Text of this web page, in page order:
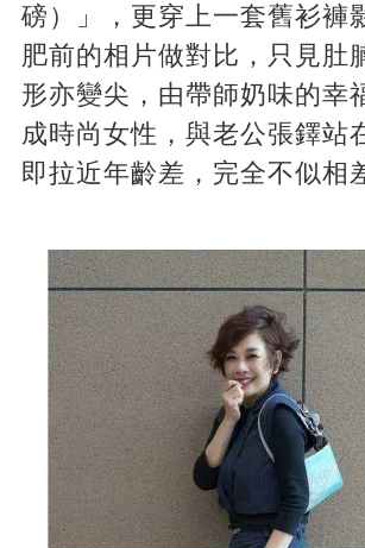
磅）」，更穿上一套舊衫褲
肥前的相片做對比，只見肚
形亦變尖，由帶師奶味的幸
成時尚女性，與老公張鐸站
即拉近年齡差，完全不似相